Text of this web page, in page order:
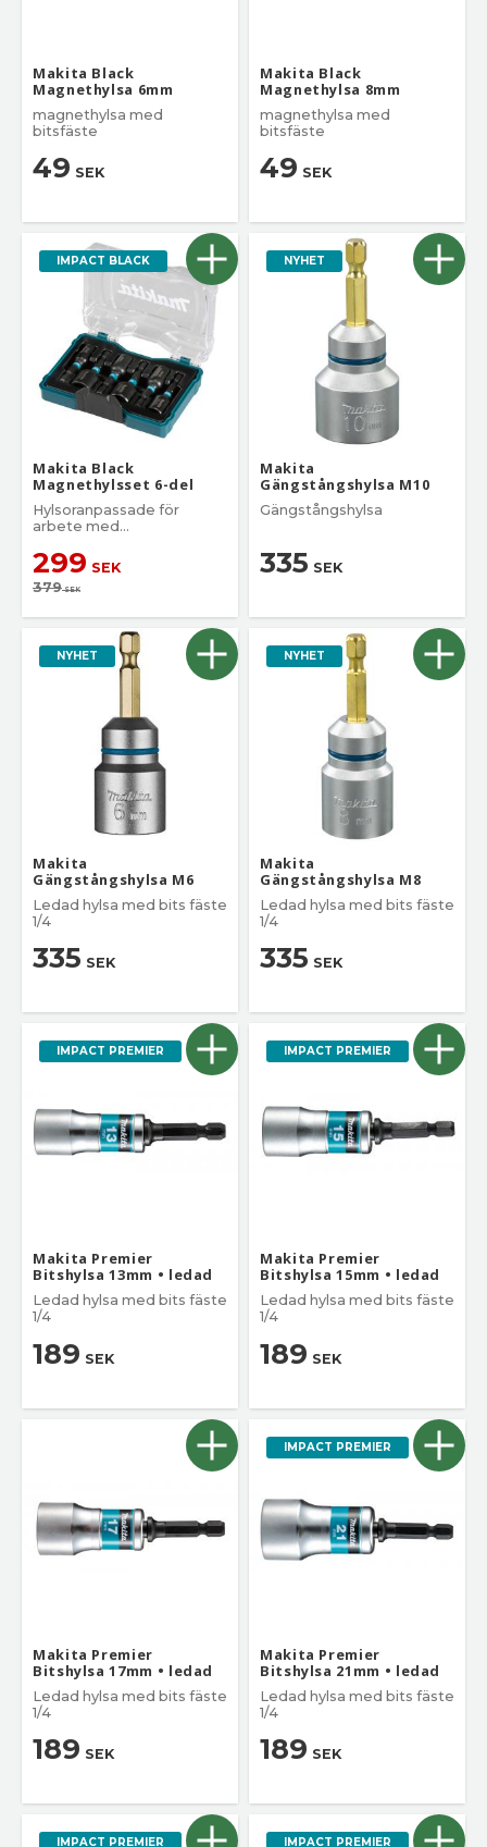
Makita Black
Magnethylsa 6mm
magnethylsa med
bitsfäste
49 SEK
Makita Black
Magnethylsa 8mm
magnethylsa med
bitsfäste
49 SEK
Makita Black
Magnethylsset 6-del
Hylsoranpassade för
arbete med
299 SEK
379SEK
IMPACT BLACK
Makita
Gängstångshylsa M10
Gängstångshylsa
335 SEK
NYHET
Makita
Gängstångshylsa M6
Ledad hylsa med bits fäste
1/4
335 SEK
NYHET
Makita
Gängstångshylsa M8
Ledad hylsa med bits fäste
1/4
335 SEK
NYHET
Makita Premier
Bitshylsa 13mm • ledad
Ledad hylsa med bits fäste
1/4
189 SEK
IMPACT PREMIER
Makita Premier
Bitshylsa 15mm • ledad
Ledad hylsa med bits fäste
1/4
189 SEK
IMPACT PREMIER
Makita Premier
Bitshylsa 17mm • ledad
Ledad hylsa med bits fäste
1/4
189 SEK
Makita Premier
Bitshylsa 21mm • ledad
Ledad hylsa med bits fäste
1/4
189 SEK
IMPACT PREMIER
IMPACT PREMIER IMPACT PREMIER